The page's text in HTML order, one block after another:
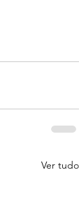
Ver tudo